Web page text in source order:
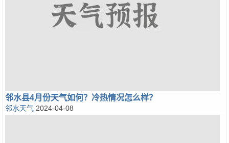
邻水县4月份天气如何？冷热情况怎么样？
邻水天气 2024-04-08